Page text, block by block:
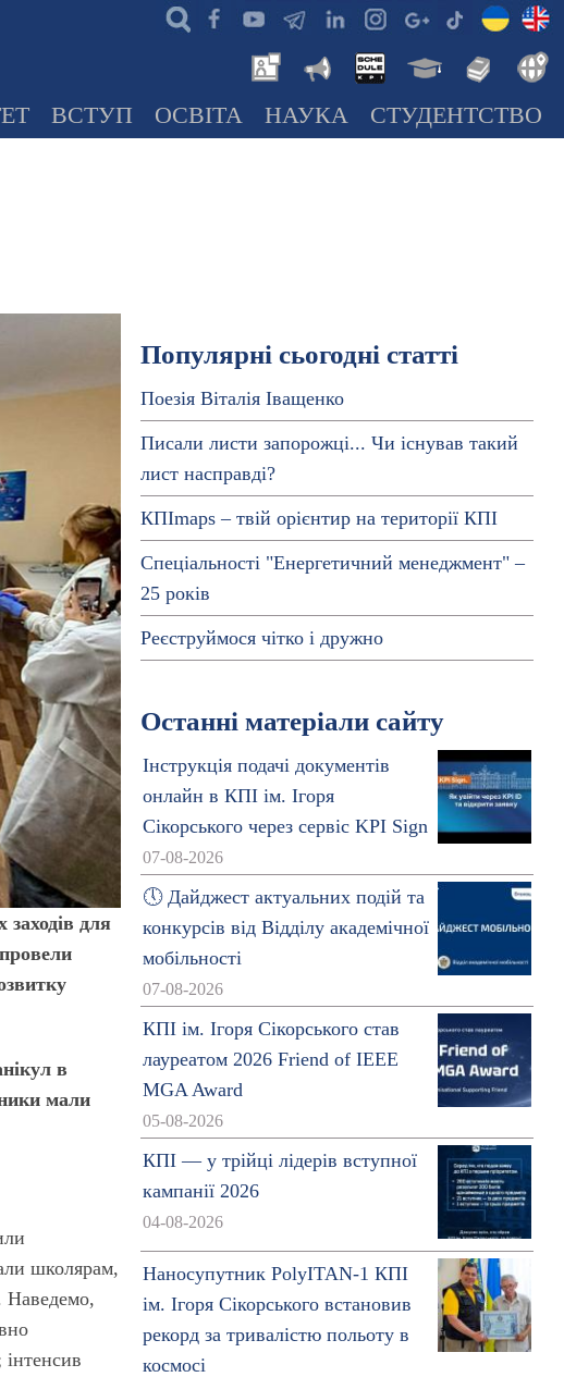
ВСТУП ОСВІТА НАУКА СТУДЕНТСТВО
для
в
мали
школярам,
Наведемо,
Популярні сьогодні статті
Поезія Віталія Іващенко
Писали листи запорожці... Чи існував такий
лист насправді?
КПІmaps – твій орієнтир на території КПІ
Спеціальності "Енергетичний менеджмент" –
25 років
Реєструймося чітко і дружно
Останні матеріали сайту
Інструкція подачі документів
онлайн в КПІ ім. Ігоря
Сікорського через сервіс KPI Sign
07-08-2026
🕔 Дайджест актуальних подій та
конкурсів від Відділу академічної
мобільності
07-08-2026
КПІ ім. Ігоря Сікорського став
лауреатом 2026 Friend of IEEE
MGA Award
05-08-2026
КПІ — у трійці лідерів вступної
кампанії 2026
04-08-2026
Наносупутник PolyITAN-1 КПІ
ім. Ігоря Сікорського встановив
рекорд за тривалістю польоту в
космосі